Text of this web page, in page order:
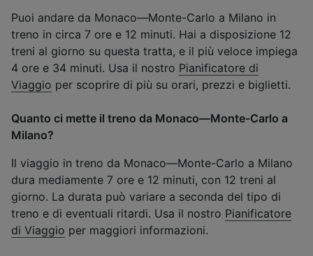
Puoi andare da Monaco—Monte-Carlo a Milano in
treno in circa 7 ore e 12 minuti. Hai a disposizione 12
treni al giorno su questa tratta, e il più veloce impiega
4 ore e 34 minuti. Usa il nostro Pianificatore di
Viaggio per scoprire di più su orari, prezzi e biglietti.
Quanto ci mette il treno da Monaco—Monte-Carlo a
Milano?
Il viaggio in treno da Monaco—Monte-Carlo a Milano
dura mediamente 7 ore e 12 minuti, con 12 treni al
giorno. La durata può variare a seconda del tipo di
treno e di eventuali ritardi. Usa il nostro Pianificatore
di Viaggio per maggiori informazioni.